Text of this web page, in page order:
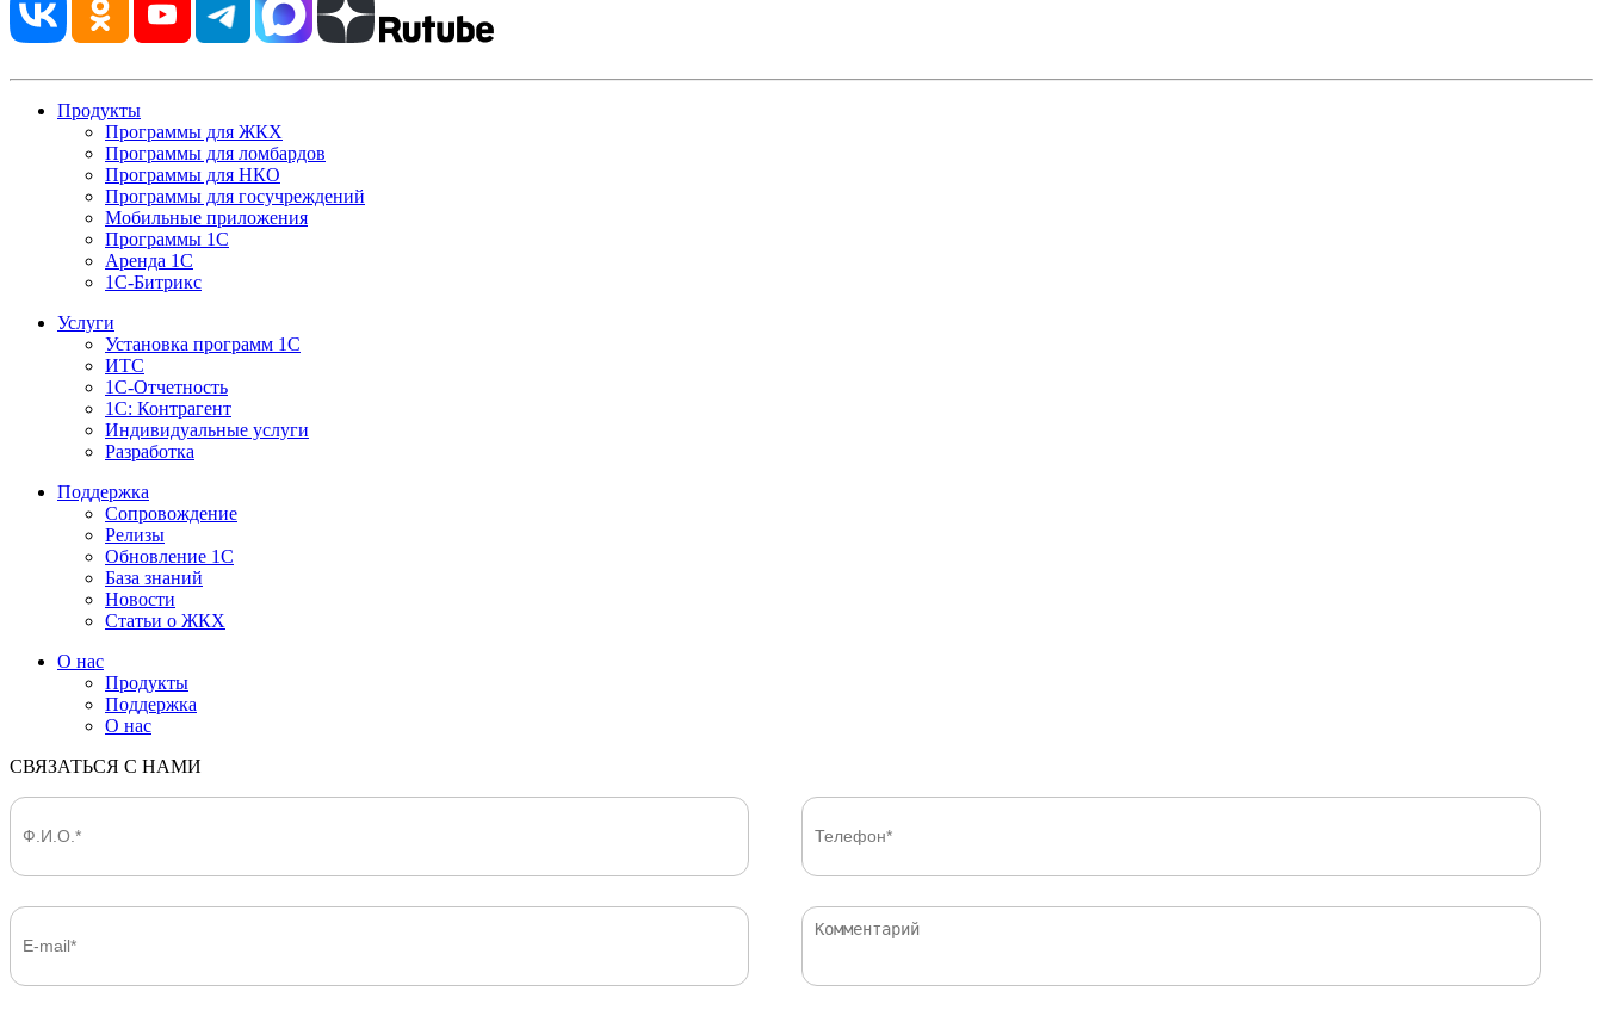
Продукты
Программы для ЖКХ
Программы для ломбардов
Программы для НКО
Программы для госучреждений
Мобильные приложения
Программы 1С
Аренда 1С
1С-Битрикс
Услуги
Установка программ 1С
ИТС
1С-Отчетность
1С: Контрагент
Индивидуальные услуги
Разработка
Поддержка
Сопровождение
Релизы
Обновление 1С
База знаний
Новости
Статьи о ЖКХ
О нас
Продукты
Поддержка
О нас
СВЯЗАТЬСЯ С НАМИ